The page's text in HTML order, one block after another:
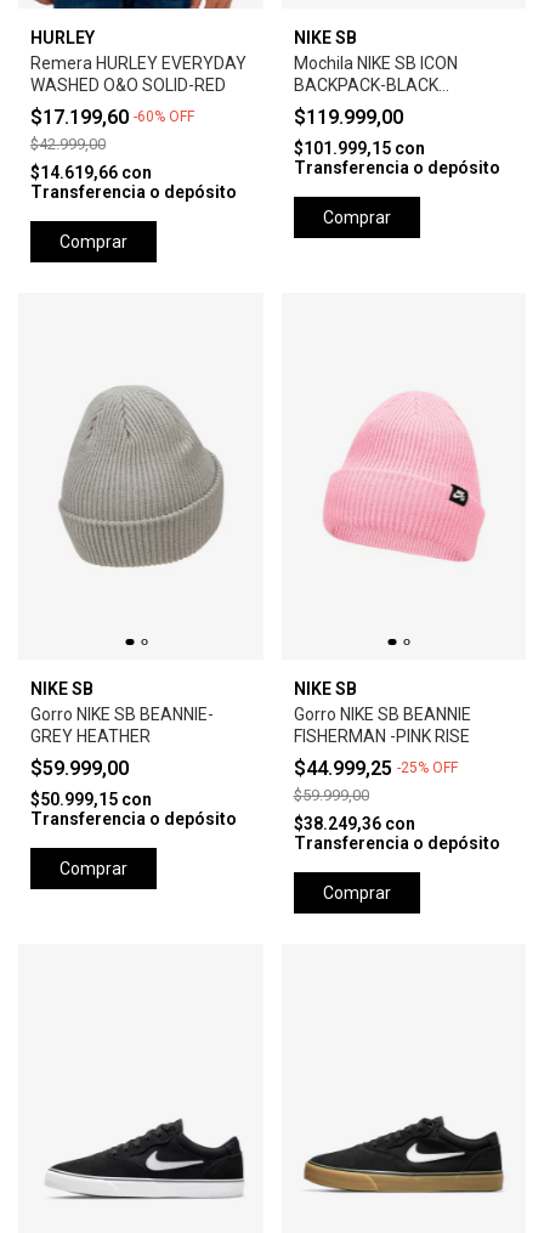
HURLEY
Remera HURLEY EVERYDAY
WASHED O&O SOLID-RED
$17.199,60 -60% OFF
$42.999,00
$14.619,66 con
Transferencia o depósito
Comprar
NIKE SB
Mochila NIKE SB ICON
BACKPACK-BLACK
ANTHRACITE
$119.999,00
$101.999,15 con
Transferencia o depósito
Comprar
NIKE SB
Gorro NIKE SB BEANNIE-
GREY HEATHER
$59.999,00
$50.999,15 con
Transferencia o depósito
Comprar
NIKE SB
Gorro NIKE SB BEANNIE
FISHERMAN -PINK RISE
$44.999,25 -25% OFF
$59.999,00
$38.249,36 con
Transferencia o depósito
Comprar